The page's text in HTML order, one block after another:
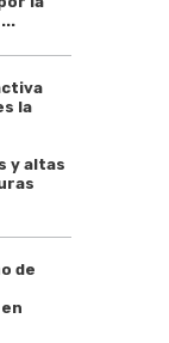
la
y altas
de